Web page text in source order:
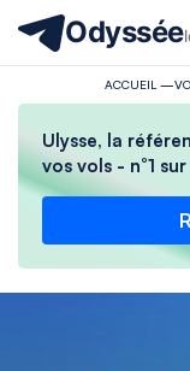
Odyssée
ACCUEIL —
Ulysse, la
vos vols - n°1